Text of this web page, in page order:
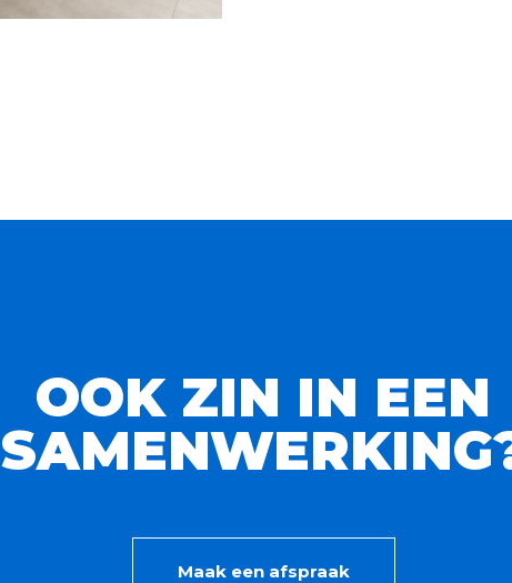
OOK ZIN IN EEN
Maak een afspraak